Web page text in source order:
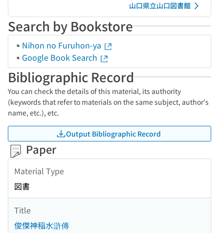
山口県立山口図書館
Search by Bookstore
Nihon no Furuhon-ya
Google Book Search
Bibliographic Record
You can check the details of this material, its authority
(keywords that refer to materials on the same subject, author's
name, etc.), etc.
Output Bibliographic Record
Paper
Material Type
図書
Title
俊傑神稲水滸傳